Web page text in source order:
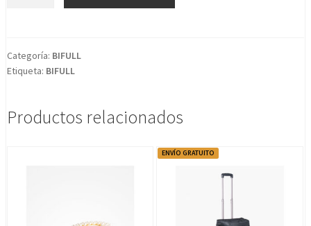
Hardy
Corte
Categoría: BIFULL
Etiqueta: BIFULL
Productos relacionados
ENVÍO GRATUITO